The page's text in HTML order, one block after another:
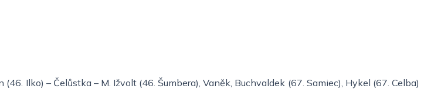
Ilko) – Čelůstka – M. Ižvolt (46. Šumbera), Vaněk, Buchvaldek (67. Samiec), Hykel (67. Celba)